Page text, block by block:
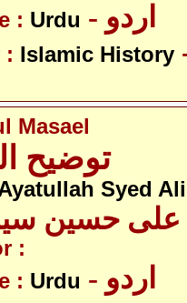
: Urdu - اردو
: Islamic History
Masael
توضیح
Syed
علی حسین
:
: Urdu - اردو